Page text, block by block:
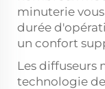
minuterie
durée
un confort
Les diffuseurs
technologie